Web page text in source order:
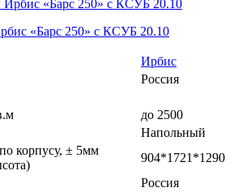
«Барс 250» с КСУБ 20.10
Ирбис
Россия
до 2500
Напольный
корпусу, ± 5мм
904*1721*1290
Россия